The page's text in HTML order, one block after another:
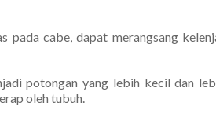
pada cabe, dapat merangsang
potongan yang lebih kecil dan
oleh tubuh.